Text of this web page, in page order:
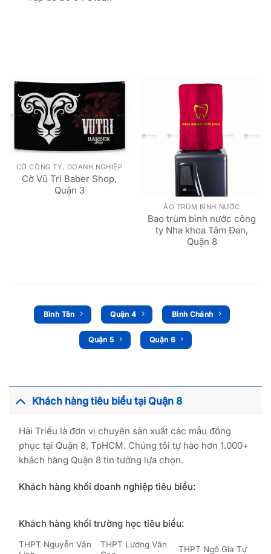
CỜ CÔNG TY, DOANH NGHIỆP
Cờ Vũ Trí Baber Shop,
Quận 3
ÁO TRÙM BÌNH NƯỚC
Bao trùm bình nước công
ty Nha khoa Tâm Đan,
Quận 8
Bình Tân Quận 4 Bình Chánh
Quận 5 Quận 6
Khách hàng tiêu biểu tại Quận 8
Hải Triều là đơn vị chuyên sản xuất các mẫu đồng
phục tại Quận 8, TpHCM. Chúng tôi tự hào hơn 1.000+
khách hàng Quận 8 tin tưởng lựa chọn.
Khách hàng khối doanh nghiệp tiêu biểu:
Khách hàng khối trường học tiêu biểu:
THPT Nguyễn Văn
THPT Lương Văn
THPT Ngô Gia Tự